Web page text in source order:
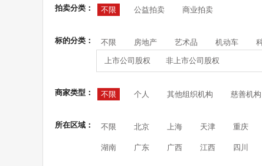
拍卖分类： 不限 公益拍卖 商业拍卖
标的分类： 不限 房地产 艺术品 机动车
上市公司股权 非上市公司股权
商家类型： 不限 个人 其他组织机构 慈善机构
所在区域： 不限 北京 上海 天津 重庆
湖南 广东 广西 江西 四川